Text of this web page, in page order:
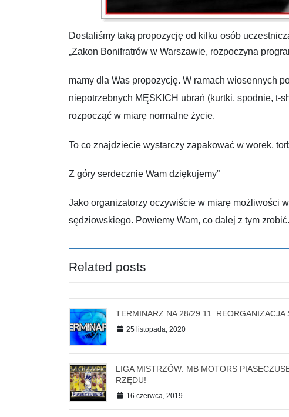
Dostaliśmy taką propozycję od kilku osób
„Zakon Bonifratrów w Warszawie, rozpoczyna
mamy dla Was propozycję. W ramach wiosennych
niepotrzebnych MĘSKICH ubrań (kurtki, spodnie, t-
rozpocząć w miarę normalne życie.
To co znajdziecie wystarczy zapakować w worek,
Z góry serdecznie Wam dziękujemy”
Jako organizatorzy oczywiście w miarę możliwości
sędziowskiego. Powiemy Wam, co dalej z tym zrobić.
Related posts
TERMINARZ NA 28/29.11. REORGANIZACJA
25 listopada, 2020
LIGA MISTRZÓW: MB MOTORS
RZĘDU!
16 czerwca, 2019